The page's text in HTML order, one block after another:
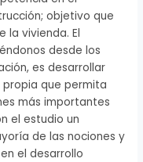
objetivo que
la vivienda. El
desde los
es desarrollar
que permita
más importantes
el estudio un
de las nociones y
el desarrollo